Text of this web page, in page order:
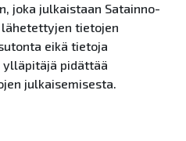
joka julkaistaan Satainno-
tietojen
eikä tietoja
ylläpitäjä pidättää
julkaisemisesta.